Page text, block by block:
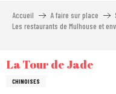
Accueil A faire sur place
Les restaurants de Mulhouse et
La Tour de Jade
CHINOISES